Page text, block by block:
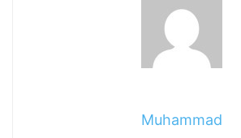
Muhammad